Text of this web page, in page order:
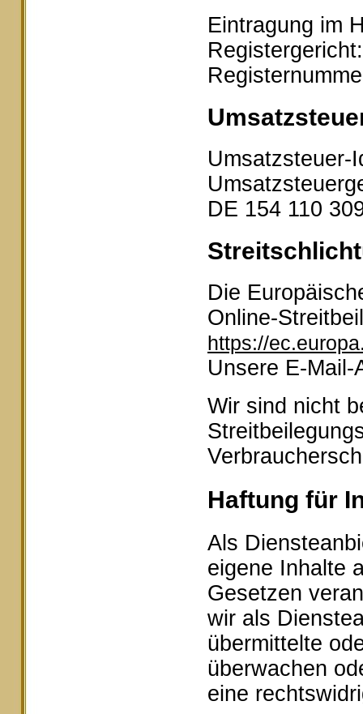
Eintragung im
Umsatzsteuer-
DE 154 110
Die
Online-
https://
Unsere E-
Wir sind nicht
Haftung für
Als
eigene Inhalte
Gesetzen
wir als
übermittelte
überwachen
eine